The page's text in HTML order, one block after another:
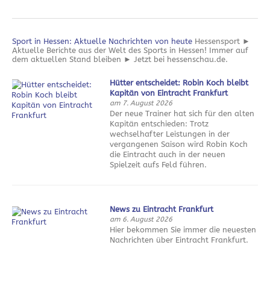
Sport in Hessen: Aktuelle Nachrichten von heute Hessensport ►
Aktuelle Berichte aus der Welt des Sports in Hessen! Immer auf
dem aktuellen Stand bleiben ► Jetzt bei hessenschau.de.
Hütter entscheidet: Robin Koch bleibt
Kapitän von Eintracht Frankfurt
am 7. August 2026
Der neue Trainer hat sich für den alten
Kapitän entschieden: Trotz
wechselhafter Leistungen in der
vergangenen Saison wird Robin Koch
die Eintracht auch in der neuen
Spielzeit aufs Feld führen.
News zu Eintracht Frankfurt
am 6. August 2026
Hier bekommen Sie immer die neuesten
Nachrichten über Eintracht Frankfurt.